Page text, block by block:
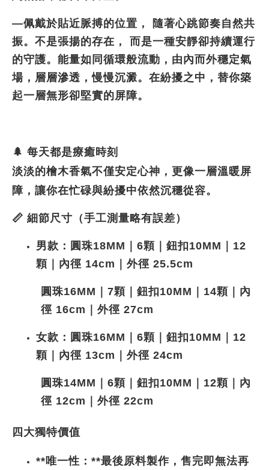
—佩戴於貼近脈搏的位置， 隨著心跳節奏自然共
振。不是張揚的存在， 而是一種安靜卻持續運行
的守護。能量如同循環般流動，由內而外穩定氣
場，層層滲透，慢慢沉澱。在紛擾之中，替你築
起一層無形卻堅實的屏障。
🌲 每天都是療癒時刻
淡淡的檜木香氣不僅安定心神，更像一層溫暖屏
障，讓你在忙碌與紛擾中依然沉穩從容。
📏 細節尺寸（手工測量略有誤差）
男款：圓珠18MM｜6顆｜鈕扣10MM｜12
顆｜內徑 14cm｜外徑 25.5cm
圓珠16MM｜7顆｜鈕扣10MM｜14顆｜內
徑 16cm｜外徑 27cm
女款：圓珠16MM｜6顆｜鈕扣10MM｜12
顆｜內徑 13cm｜外徑 24cm
圓珠14MM｜6顆｜鈕扣10MM｜12顆｜內
徑 12cm｜外徑 22cm
四大獨特價值
**唯一性：**最後原料製作，售完即無法再